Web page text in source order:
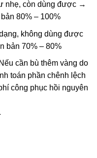
nhẹ, còn dùng được →
80% – 100%
không dùng được
bản 70% – 80%
cần bù thêm vàng do
toán phần chênh lệch
công phục hồi nguyên